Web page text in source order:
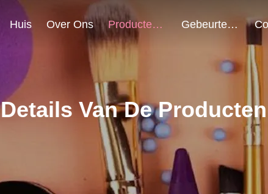
Huis Over Ons Producten Gebeurtenissen
Details Van De Producten